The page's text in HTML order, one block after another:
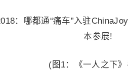
(图1：《一人之下》